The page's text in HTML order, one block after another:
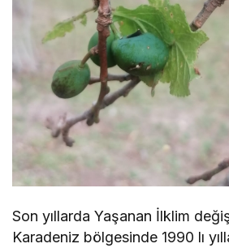
Son yıllarda Yaşanan İlklim
Karadeniz bölgesinde 1990 lı